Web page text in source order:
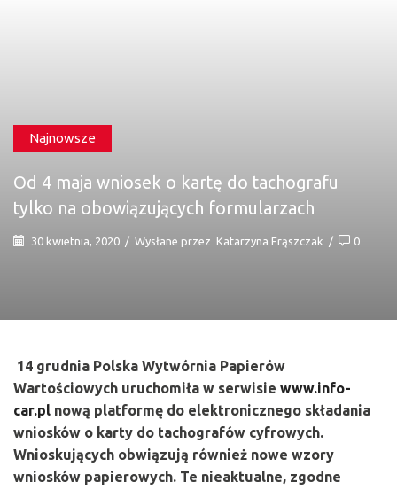
Najnowsze
Od 4 maja wniosek o kartę do tachografu
tylko na obowiązujących formularzach
30 kwietnia, 2020 / Wysłane przez Katarzyna Frąszczak / 0
14 grudnia Polska Wytwórnia Papierów
Wartościowych uruchomiła w serwisie www.info-
car.pl nową platformę do elektronicznego składania
wniosków o karty do tachografów cyfrowych.
Wnioskujących obwiązują również nowe wzory
wniosków papierowych. Te nieaktualne, zgodne